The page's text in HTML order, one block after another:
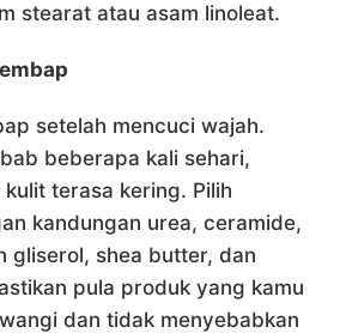
stearat atau asam linoleat.
setelah mencuci wajah.
beberapa kali sehari,
terasa kering. Pilih
kandungan urea, ceramide,
gliserol, shea butter, dan
pula produk yang kamu
dan tidak menyebabkan